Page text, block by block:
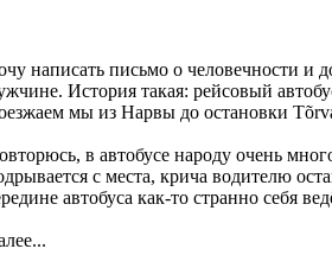
написать письмо о человечности и
История такая: рейсовый
мы из Нарвы до остановки
в автобусе народу очень
с места, крича водителю
автобуса как-то странно себя